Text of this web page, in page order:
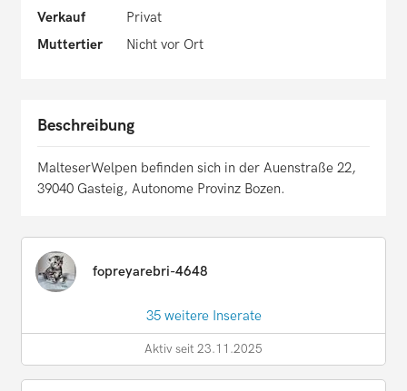
Verkauf
Privat
Muttertier
Nicht vor Ort
Beschreibung
MalteserWelpen befinden sich in der Auenstraße 22,
39040 Gasteig, Autonome Provinz Bozen.
fopreyarebri-4648
35 weitere Inserate
Aktiv seit 23.11.2025